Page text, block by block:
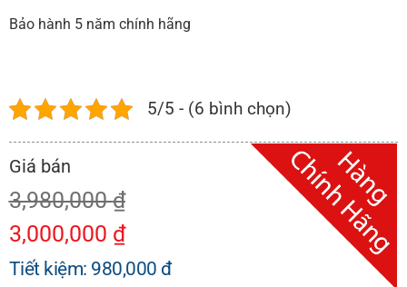
Bảo hành 5 năm chính hãng
5/5 - (6 bình chọn)
3,980,000₫
3,000,000 ₫
Tiết kiệm: 980,000 đ